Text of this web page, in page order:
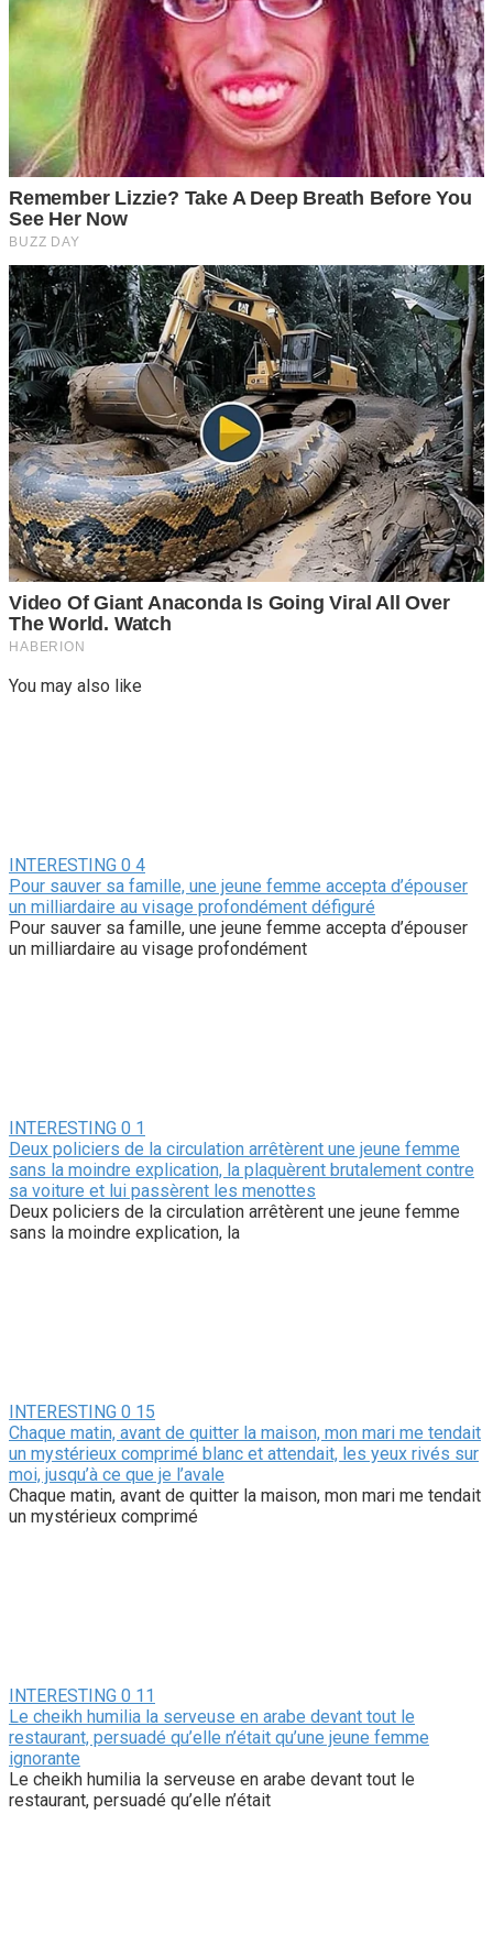
You may also like
INTERESTING 0 4
Pour sauver sa famille, une jeune femme accepta d’épouser
un milliardaire au visage profondément défiguré
Pour sauver sa famille, une jeune femme accepta d’épouser
un milliardaire au visage profondément
INTERESTING 0 1
Deux policiers de la circulation arrêtèrent une jeune femme
sans la moindre explication, la plaquèrent brutalement contre
sa voiture et lui passèrent les menottes
Deux policiers de la circulation arrêtèrent une jeune femme
sans la moindre explication, la
INTERESTING 0 15
Chaque matin, avant de quitter la maison, mon mari me tendait
un mystérieux comprimé blanc et attendait, les yeux rivés sur
moi, jusqu’à ce que je l’avale
Chaque matin, avant de quitter la maison, mon mari me tendait
un mystérieux comprimé
INTERESTING 0 11
Le cheikh humilia la serveuse en arabe devant tout le
restaurant, persuadé qu’elle n’était qu’une jeune femme
ignorante
Le cheikh humilia la serveuse en arabe devant tout le
restaurant, persuadé qu’elle n’était